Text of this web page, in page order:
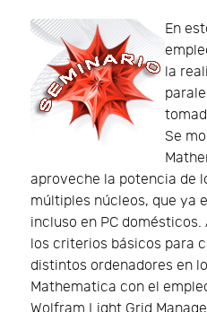
En
la
Se
aproveche la potencia de
múltiples núcleos, que ya
incluso en PC
los criterios básicos para
distintos ordenadores en
Mathematica con el